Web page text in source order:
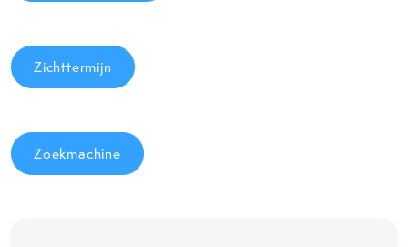
Zichttermijn
Zoekmachine